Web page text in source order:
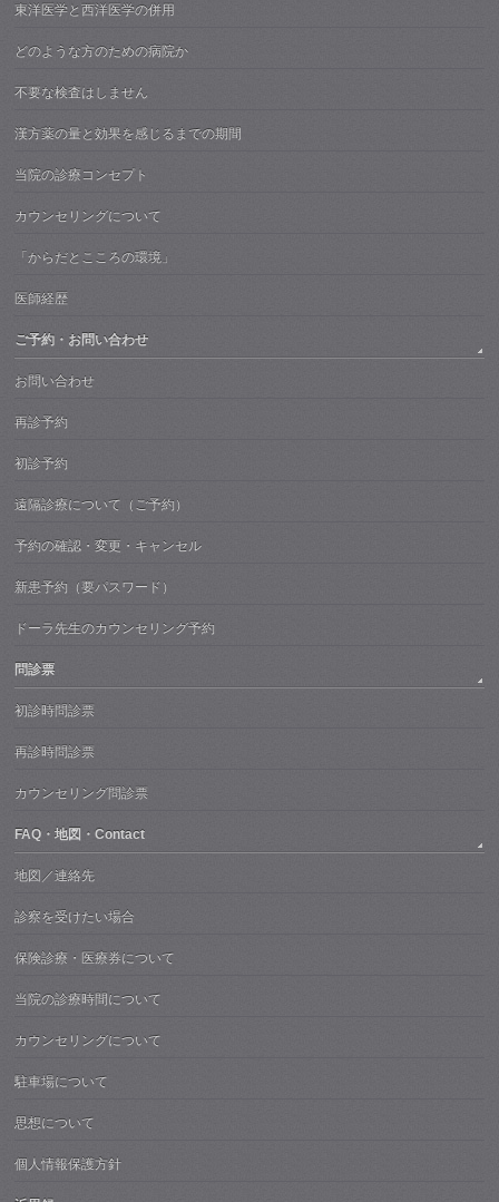
東洋医学と西洋医学の併用
どのような方のための病院か
不要な検査はしません
漢方薬の量と効果を感じるまでの期間
当院の診療コンセプト
カウンセリングについて
「からだとこころの環境」
医師経歴
ご予約・お問い合わせ
お問い合わせ
再診予約
初診予約
遠隔診療について（ご予約）
予約の確認・変更・キャンセル
新患予約（要パスワード）
ドーラ先生のカウンセリング予約
問診票
初診時問診票
再診時問診票
カウンセリング問診票
FAQ・地図・Contact
地図／連絡先
診察を受けたい場合
保険診療・医療券について
当院の診療時間について
カウンセリングについて
駐車場について
思想について
個人情報保護方針